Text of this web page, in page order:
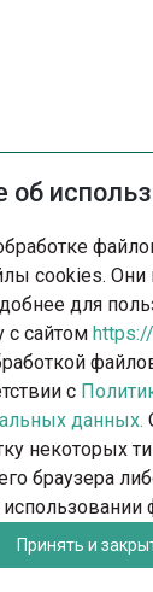
rkf@rkf.org.ru
ул.
офиса
cookies.
для
с сайтом
с
данных.
некоторых
браузера
Принять и